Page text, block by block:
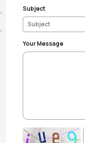
Subject
Your Message